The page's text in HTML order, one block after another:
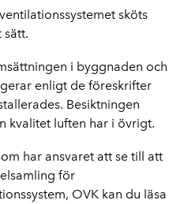
sköts
sätt.
i byggnaden och
enligt de föreskrifter
Besiktningen
kvalitet luften har i övrigt.
har ansvaret att se till att
för
OVK kan du läsa